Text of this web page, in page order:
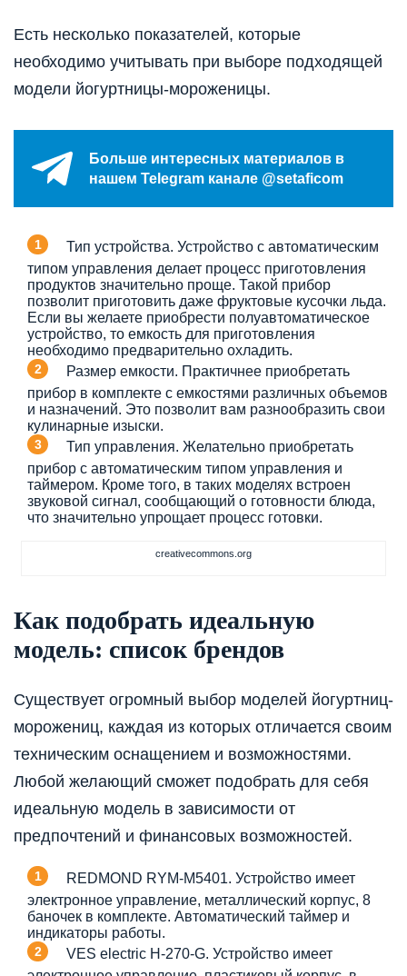
Есть несколько показателей, которые
необходимо учитывать при выборе подходящей
модели йогуртницы-мороженицы.
Больше интересных материалов в
нашем Telegram канале @setaficom
Тип устройства. Устройство с автоматическим
типом управления делает процесс приготовления
продуктов значительно проще. Такой прибор
позволит приготовить даже фруктовые кусочки льда.
Если вы желаете приобрести полуавтоматическое
устройство, то емкость для приготовления
необходимо предварительно охладить.
Размер емкости. Практичнее приобретать
прибор в комплекте с емкостями различных объемов
и назначений. Это позволит вам разнообразить свои
кулинарные изыски.
Тип управления. Желательно приобретать
прибор с автоматическим типом управления и
таймером. Кроме того, в таких моделях встроен
звуковой сигнал, сообщающий о готовности блюда,
что значительно упрощает процесс готовки.
creativecommons.org
Как подобрать идеальную
модель: список брендов
Существует огромный выбор моделей йогуртниц-
морожениц, каждая из которых отличается своим
техническим оснащением и возможностями.
Любой желающий сможет подобрать для себя
идеальную модель в зависимости от
предпочтений и финансовых возможностей.
REDMOND RYM-M5401. Устройство имеет
электронное управление, металлический корпус, 8
баночек в комплекте. Автоматический таймер и
индикаторы работы.
VES electric H-270-G. Устройство имеет